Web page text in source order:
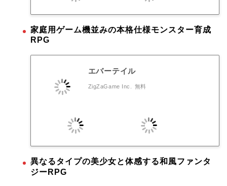
家庭用ゲーム機並みの本格仕様モンスター育成
RPG
エバーテイル
ZigZaGame Inc. 無料
異なるタイプの美少女と体感する和風ファンタ
ジーRPG